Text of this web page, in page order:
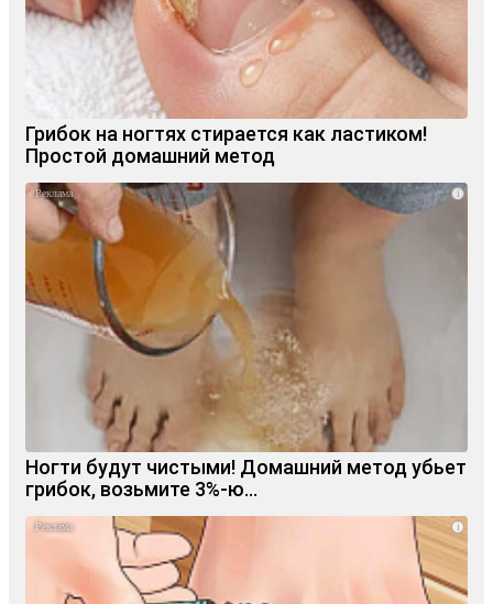
Грибок на ногтях стирается как ластиком!
Простой домашний метод
i
Ногти будут чистыми! Домашний метод убьет
грибок, возьмите 3%-ю…
i